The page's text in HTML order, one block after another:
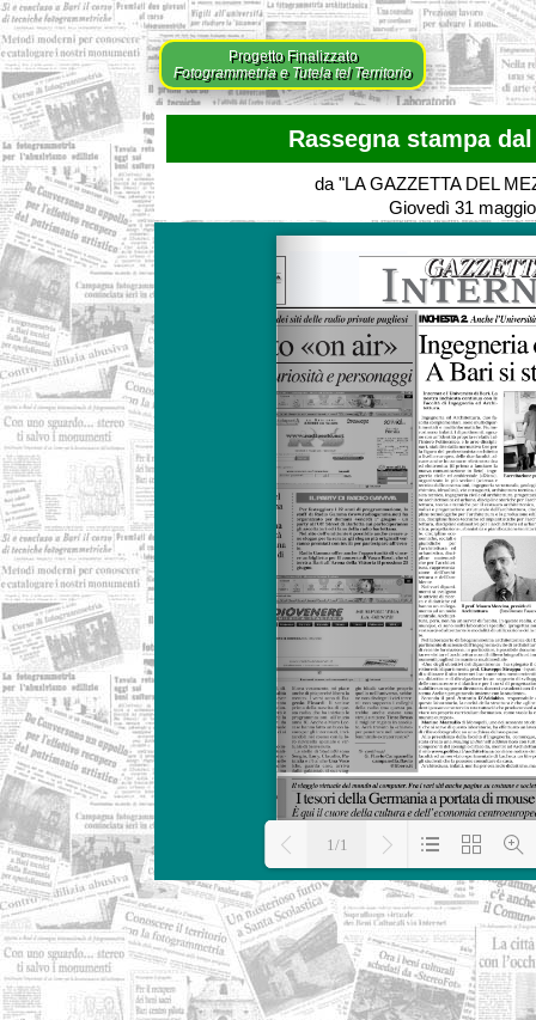
Progetto Finalizzato
Fotogrammetria e Tutela tel Territorio
Rassegna stampa
da "LA GAZZETTA DEL
Giovedì 31
Loading PDF
1/1